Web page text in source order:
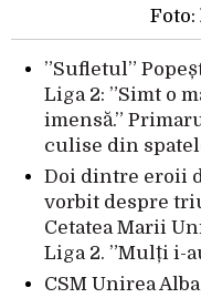
Foto:
”Sufletul”
Liga 2: ”Simt o
imensă.”
culise din
Doi dintre eroii
vorbit despre
Cetatea Marii
Liga 2. ”Mulți i-
CSM Unirea